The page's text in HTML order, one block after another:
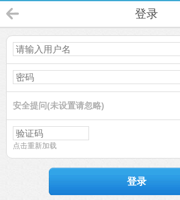
登录
安全提问(未设置请忽略)
点击重新加载
登录